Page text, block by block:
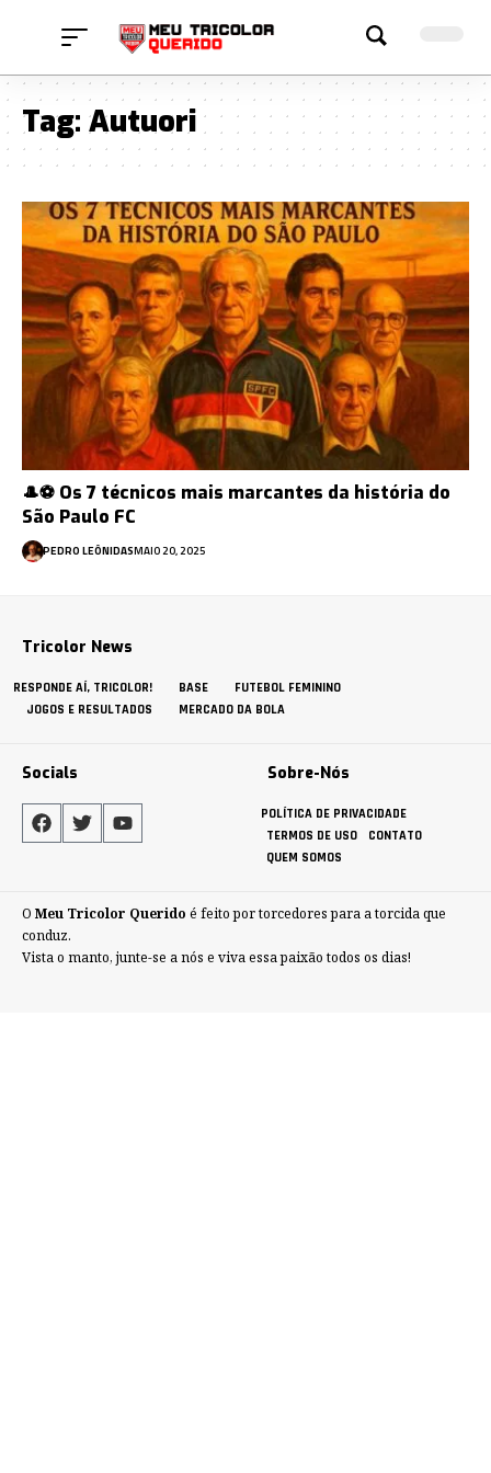
Tag: Autuori
🎩⚽ Os 7 técnicos mais marcantes da história do
São Paulo FC
PEDRO LEÔNIDASMAIO 20, 2025
Tricolor News
RESPONDE AÍ, TRICOLOR! BASE
FUTEBOL FEMININO
JOGOS E RESULTADOS
MERCADO DA BOLA
Socials Sobre-Nós
POLÍTICA DE PRIVACIDADE
TERMOS DE USO
CONTATO
QUEM SOMOS
O Meu Tricolor Querido é feito por torcedores para a torcida que
conduz.
Vista o manto, junte-se a nós e viva essa paixão todos os dias!